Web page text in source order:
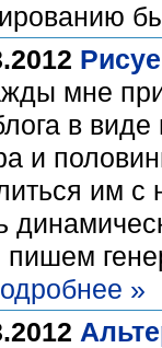
мне
в
и
им
пишем
»